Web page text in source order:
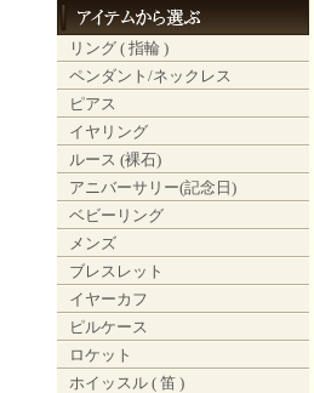
リング ( 指輪 )
ペンダント/ネックレス
ピアス
イヤリング
ルース (裸石)
アニバーサリー(記念日)
ベビーリング
メンズ
ブレスレット
イヤーカフ
ピルケース
ロケット
ホイッスル ( 笛 )